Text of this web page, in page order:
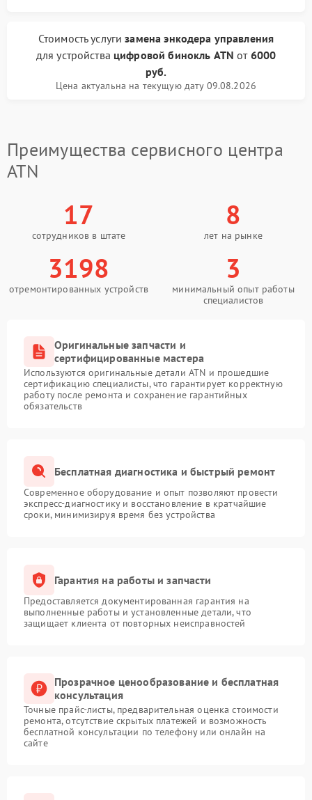
Стоимость услугизамена энкодера управления
для устройства цифровой бинокль ATN от 6000
руб.
Цена актуальна на текущую дату 09.08.2026
Преимущества сервисного центра
ATN
17
сотрудников в штате
8
лет на рынке
3198
отремонтированных устройств
3
минимальный опыт работы
специалистов
Оригинальные запчасти и
сертифицированные мастера
Используются оригинальные детали ATN и прошедшие
сертификацию специалисты, что гарантирует корректную
работу после ремонта и сохранение гарантийных
обязательств
Бесплатная диагностика и быстрый ремонт
Современное оборудование и опыт позволяют провести
экспресс-диагностику и восстановление в кратчайшие
сроки, минимизируя время без устройства
Гарантия на работы и запчасти
Предоставляется документированная гарантия на
выполненные работы и установленные детали, что
защищает клиента от повторных неисправностей
Прозрачное ценообразование и бесплатная
консультация
Точные прайс-листы, предварительная оценка стоимости
ремонта, отсутствие скрытых платежей и возможность
бесплатной консультации по телефону или онлайн на
сайте